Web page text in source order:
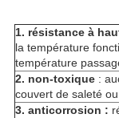
1. résistance à
la température
température
2. non-toxique:
couvert de saleté
3. anticorrosion :